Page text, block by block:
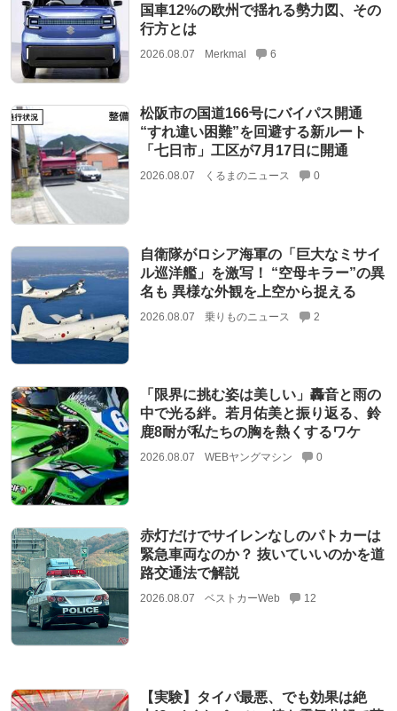
国車12%の欧州で揺れる勢力図、その
行方とは
2026.08.07 Merkmal 6
松阪市の国道166号にバイパス開通
“すれ違い困難”を回避する新ルート
「七日市」工区が7月17日に開通
2026.08.07 くるまのニュース 0
自衛隊がロシア海軍の「巨大なミサイ
ル巡洋艦」を激写！ “空母キラー”の異
名も 異様な外観を上空から捉える
2026.08.07 乗りものニュース 2
「限界に挑む姿は美しい」轟音と雨の
中で光る絆。若月佑美と振り返る、鈴
鹿8耐が私たちの胸を熱くするワケ
2026.08.07 WEBヤングマシン 0
赤灯だけでサイレンなしのパトカーは
緊急車両なのか？ 抜いていいのかを道
路交通法で解説
2026.08.07 ベストカーWeb 12
【実験】タイパ最悪、でも効果は絶